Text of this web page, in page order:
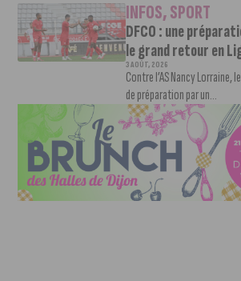
INFOS,SPORT
DFCO : une
le grand retour en
3 AOÛT, 2026
Contre l’AS Nancy Lorraine,
de préparation par un...